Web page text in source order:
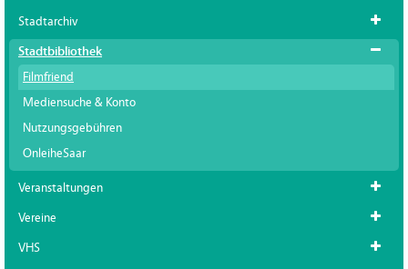
Stadtarchiv
Stadtbibliothek
Filmfriend
Mediensuche & Konto
Nutzungsgebühren
OnleiheSaar
Veranstaltungen
Vereine
VHS